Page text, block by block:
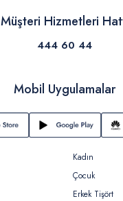
Müşteri Hizmetleri
444 60 44
Mobil Uygulamalar
Kadın
Çocuk
Erkek Tişört